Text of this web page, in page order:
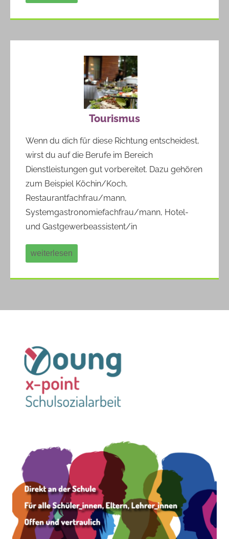
Tourismus
Wenn du dich für diese Richtung entscheidest,
wirst du auf die Berufe im Bereich
Dienstleistungen gut vorbereitet. Dazu gehören
zum Beispiel Köchin/Koch,
Restaurantfachfrau/mann,
Systemgastronomiefachfrau/mann, Hotel-
und Gastgewerbeassistent/in
weiterlesen